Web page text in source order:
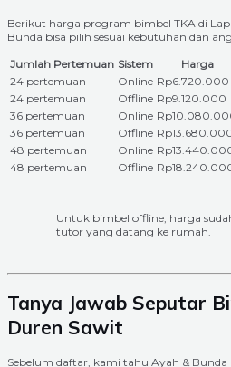
Berikut harga program bimbel TKA di
Bunda bisa pilih sesuai kebutuhan dan
Jumlah Pertemuan Sistem
Harga
24 pertemuan
Online Rp6.720.000
24 pertemuan
Offline Rp9.120.000
36 pertemuan
Online
36 pertemuan
Offline
48 pertemuan
Online
48 pertemuan
Offline
Untuk bimbel offline, harga
tutor yang datang ke rumah.
Tanya Jawab Seputar
Duren Sawit
Sebelum daftar, kami tahu Ayah &